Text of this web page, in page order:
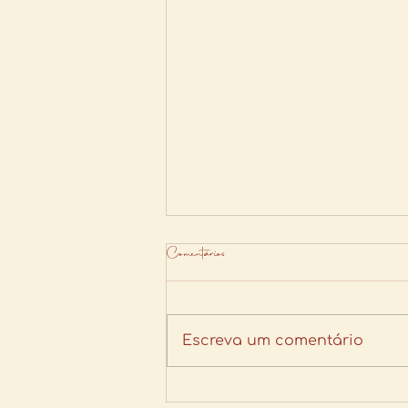
Atenção: seu cabelo não precisa cair pra
Comentários
Escreva um comentário